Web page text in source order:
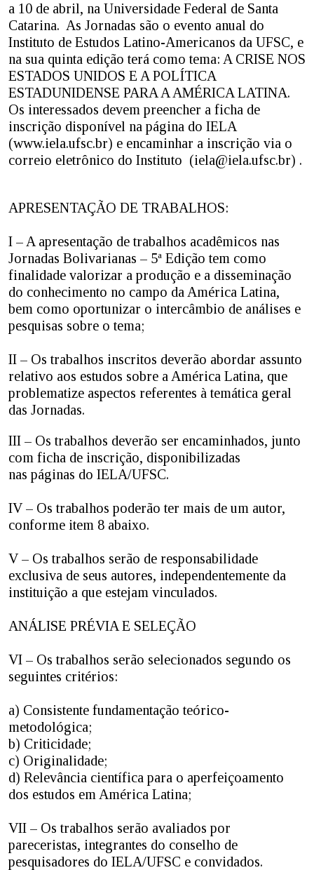
a 10 de abril, na Universidade Federal de Santa
Catarina. As Jornadas são o evento anual do
Instituto de Estudos Latino-Americanos da UFSC, e
na sua quinta edição terá como tema: A CRISE NOS
ESTADOS UNIDOS E A POLÍTICA
ESTADUNIDENSE PARA A AMÉRICA LATINA.
Os interessados devem preencher a ficha de
inscrição disponível na página do IELA
(www.iela.ufsc.br) e encaminhar a inscrição via o
correio eletrônico do Instituto (iela@iela.ufsc.br) .
APRESENTAÇÃO DE TRABALHOS:
I – A apresentação de trabalhos acadêmicos nas
Jornadas Bolivarianas – 5ª Edição tem como
finalidade valorizar a produção e a disseminação
do conhecimento no campo da América Latina,
bem como oportunizar o intercâmbio de análises e
pesquisas sobre o tema;
II – Os trabalhos inscritos deverão abordar assunto
relativo aos estudos sobre a América Latina, que
problematize aspectos referentes à temática geral
das Jornadas.
III – Os trabalhos deverão ser encaminhados, junto
com ficha de inscrição, disponibilizadas
nas páginas do IELA/UFSC.
IV – Os trabalhos poderão ter mais de um autor,
conforme item 8 abaixo.
V – Os trabalhos serão de responsabilidade
exclusiva de seus autores, independentemente da
instituição a que estejam vinculados.
ANÁLISE PRÉVIA E SELEÇÃO
VI – Os trabalhos serão selecionados segundo os
seguintes critérios:
a) Consistente fundamentação teórico-
metodológica;
b) Criticidade;
c) Originalidade;
d) Relevância científica para o aperfeiçoamento
dos estudos em América Latina;
VII – Os trabalhos serão avaliados por
pareceristas, integrantes do conselho de
pesquisadores do IELA/UFSC e convidados.